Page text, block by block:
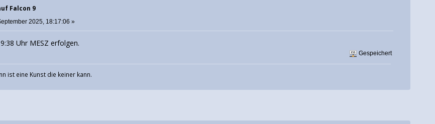
Falcon 9
2025, 18:17:06 »
Uhr MESZ erfolgen.
Gespeichert
ist eine Kunst die keiner kann.